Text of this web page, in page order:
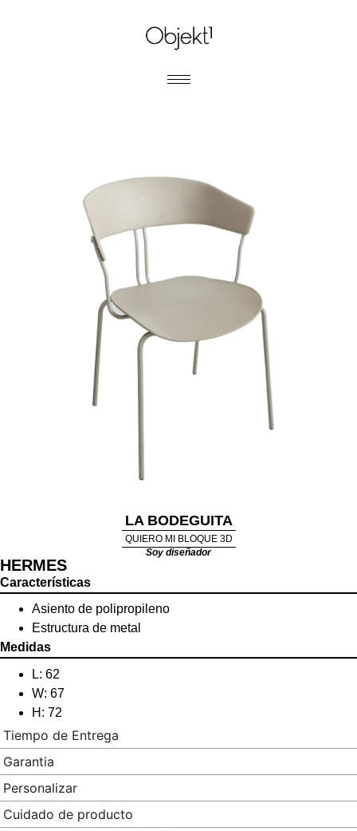
LA BODEGUITA
QUIERO MI BLOQUE 3D
Soy diseñador
HERMES
Características
Asiento de polipropileno
Estructura de metal
Medidas
L: 62
W: 67
H: 72
Tiempo de Entrega
Garantia
Personalizar
Cuidado de producto